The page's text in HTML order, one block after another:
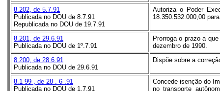
8.202, de 5.7.91
Publicada no DOU de 8.7.91
Republicada no DOU de 19.7.91
Autoriza o Poder
18.350.532.000,00
8.201, de 29.6.91
Publicada no DOU de 1º.7.91
Prorroga o prazo a
dezembro de 1990.
8.200, de 28.6.91
Publicada no DOU de 29.6.91
Dispõe sobre a
8.1 99 , de 28 6 .91
Publicada no DOU de 1.7.91
Concede isenção do
no transporte